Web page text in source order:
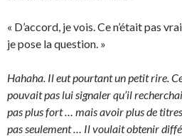
« D’accord, je vois. Ce n’était pas
je pose la question. »
Hahaha. Il eut pourtant un petit rire.
pouvait pas lui signaler qu’il
pas plus fort … mais avoir plus de
pas seulement … Il voulait obtenir